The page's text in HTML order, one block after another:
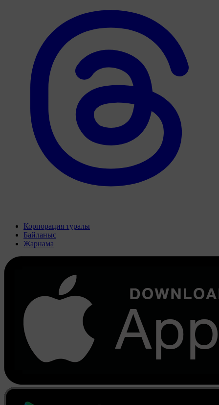
Корпорация туралы
Байланыс
Жарнама